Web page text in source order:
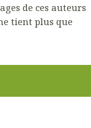
de ces auteurs
tient plus que